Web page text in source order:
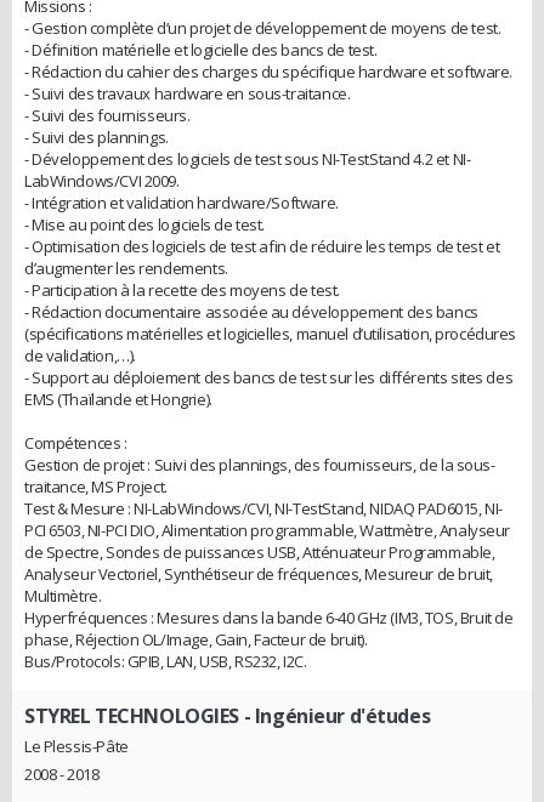
Missions :
- Gestion complète d’un projet de développement de moyens de test.
- Définition matérielle et logicielle des bancs de test.
- Rédaction du cahier des charges du spécifique hardware et software.
- Suivi des travaux hardware en sous-traitance.
- Suivi des fournisseurs.
- Suivi des plannings.
- Développement des logiciels de test sous NI-TestStand 4.2 et NI-
LabWindows/CVI 2009.
- Intégration et validation hardware/Software.
- Mise au point des logiciels de test.
- Optimisation des logiciels de test afin de réduire les temps de test et
d’augmenter les rendements.
- Participation à la recette des moyens de test.
- Rédaction documentaire associée au développement des bancs
(spécifications matérielles et logicielles, manuel d’utilisation, procédures
de validation,…).
- Support au déploiement des bancs de test sur les différents sites des
EMS (Thaïlande et Hongrie).
Compétences :
Gestion de projet : Suivi des plannings, des fournisseurs, de la sous-
traitance, MS Project.
Test & Mesure : NI-LabWindows/CVI, NI-TestStand, NIDAQ PAD6015, NI-
PCI 6503, NI-PCI DIO, Alimentation programmable, Wattmètre, Analyseur
de Spectre, Sondes de puissances USB, Atténuateur Programmable,
Analyseur Vectoriel, Synthétiseur de fréquences, Mesureur de bruit,
Multimètre.
Hyperfréquences : Mesures dans la bande 6-40 GHz (IM3, TOS, Bruit de
phase, Réjection OL/Image, Gain, Facteur de bruit).
Bus/Protocols: GPIB, LAN, USB, RS232, I2C.
STYREL TECHNOLOGIES - Ingénieur d'études
Le Plessis-Pâte
2008 - 2018